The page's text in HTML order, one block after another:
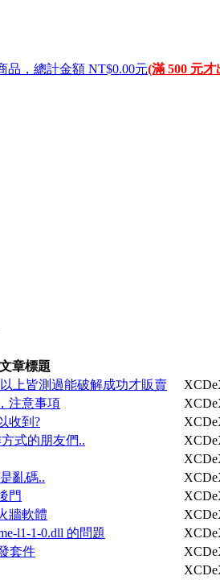
品，總計金額 NT$0.00元(滿 500 元才
文章標題
上皆測過能破解成功才販賣
注意事項
收到?
式的朋友們..
亂碼..
門
牆軟體
l1-1-0.dll 的問題
套件